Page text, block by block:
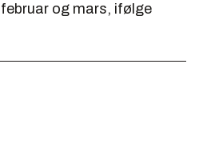
og mars, ifølge